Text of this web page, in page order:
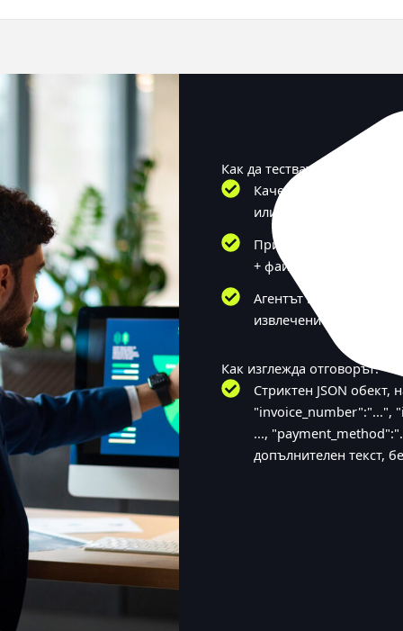
Как да тествате?
Качете PDF или
или поставете текста ѝ.
Примерно съобщение:
+ файл.
Агентът връща
извлечените
Как изглежда отговорът:
Стриктен JSON обект,
"invoice_number":"...",
...,
допълнителен текст,